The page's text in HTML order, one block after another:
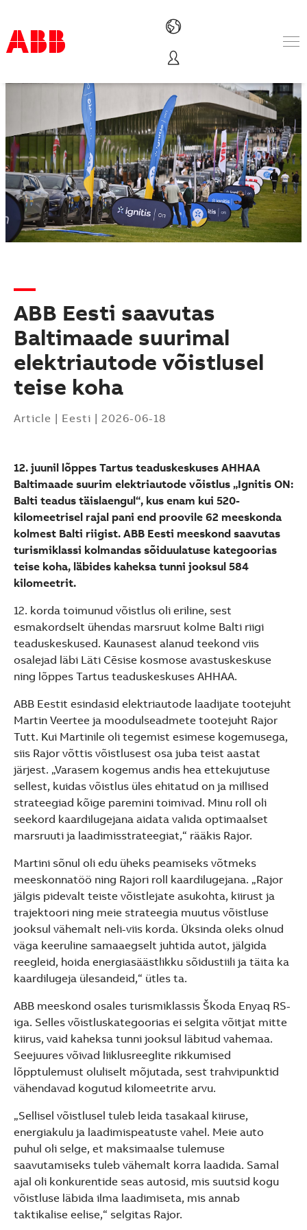
Tooted ja lahendused
Tööstusharud
ABB-st
Where to buy
Contact us
Karjäärivõimalused
Suggestions
Products
See more products
Shopping list preview
ABB Eesti saavutas
Baltimaade suurimal
elektriautode võistlusel
teise koha
Article | Eesti | 2026-06-18
12. juunil lõppes Tartus teaduskeskuses AHHAA
Baltimaade suurim elektriautode võistlus „Ignitis ON:
Balti teadus täislaengul“, kus enam kui 520-
kilomeetrisel rajal pani end proovile 62 meeskonda
kolmest Balti riigist. ABB Eesti meeskond saavutas
turismiklassi kolmandas sõiduulatuse kategoorias
teise koha, läbides kaheksa tunni jooksul 584
kilomeetrit.
12. korda toimunud võistlus oli eriline, sest
esmakordselt ühendas marsruut kolme Balti riigi
teaduskeskused. Kaunasest alanud teekond viis
osalejad läbi Läti Cēsise kosmose avastuskeskuse
ning lõppes Tartus teaduskeskuses AHHAA.
ABB Eestit esindasid elektriautode laadijate tootejuht
Martin Veertee ja moodulseadmete tootejuht Rajor
Tutt. Kui Martinile oli tegemist esimese kogemusega,
siis Rajor võttis võistlusest osa juba teist aastat
järjest. „Varasem kogemus andis hea ettekujutuse
sellest, kuidas võistlus üles ehitatud on ja millised
strateegiad kõige paremini toimivad. Minu roll oli
seekord kaardilugejana aidata valida optimaalset
marsruuti ja laadimisstrateegiat,“ rääkis Rajor.
Martini sõnul oli edu üheks peamiseks võtmeks
meeskonnatöö ning Rajori roll kaardilugejana. „Rajor
jälgis pidevalt teiste võistlejate asukohta, kiirust ja
trajektoori ning meie strateegia muutus võistluse
jooksul vähemalt neli-viis korda. Üksinda oleks olnud
väga keeruline samaaegselt juhtida autot, jälgida
reegleid, hoida energiasäästlikku sõidustiili ja täita ka
kaardilugeja ülesandeid,“ ütles ta.
ABB meeskond osales turismiklassis Škoda Enyaq RS-
iga. Selles võistluskategoorias ei selgita võitjat mitte
kiirus, vaid kaheksa tunni jooksul läbitud vahemaa.
Seejuures võivad liiklusreeglite rikkumised
lõpptulemust oluliselt mõjutada, sest trahvipunktid
vähendavad kogutud kilomeetrite arvu.
„Sellisel võistlusel tuleb leida tasakaal kiiruse,
energiakulu ja laadimispeatuste vahel. Meie auto
puhul oli selge, et maksimaalse tulemuse
saavutamiseks tuleb vähemalt korra laadida. Samal
ajal oli konkurentide seas autosid, mis suutsid kogu
võistluse läbida ilma laadimiseta, mis annab
taktikalise eelise,“ selgitas Rajor.